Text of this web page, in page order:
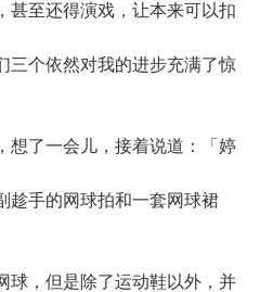
至还得演戏，让本来可以扣
三个依然对我的进步充满了惊
了一会儿，接着说道：「婷
趁手的网球拍和一套网球裙
，但是除了运动鞋以外，并